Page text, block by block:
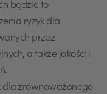
będzie to
ryzyk dla
przez
a także jakości i
dla zrównoważonego